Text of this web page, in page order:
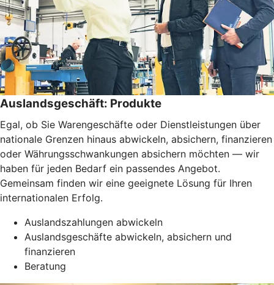
Auslandsgeschäft: Produkte
Egal, ob Sie Warengeschäfte oder Dienstleistungen über
nationale Grenzen hinaus abwickeln, absichern, finanzieren
oder Währungsschwankungen absichern möchten — wir
haben für jeden Bedarf ein passendes Angebot.
Gemeinsam finden wir eine geeignete Lösung für Ihren
internationalen Erfolg.
Auslandszahlungen abwickeln
Auslandsgeschäfte abwickeln, absichern und
finanzieren
Beratung